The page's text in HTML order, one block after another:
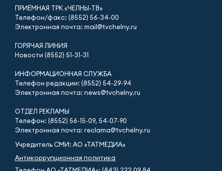
ПРИЁМНАЯ ТРК «ЧЕЛНЫ-ТВ»
Телефон/факс: (8552) 56-34-00
Электронная почта: mail@tvchelny.ru
ГОРЯЧАЯ ЛИНИЯ
Новости (8552) 51-31-31
ИНФОРМАЦИОННАЯ СЛУЖБА
Телефон редакции: (8552) 54-29-94
Электронная почта: news@tvchelny.ru
ОТДЕЛ РЕКЛАМЫ
Телефон: (8552) 56-15-09, 54-07-90
Электронная почта: reclama@tvchelny.ru
Учредитель СМИ: АО «ТАТМЕДИА»
Антикоррупционная политика